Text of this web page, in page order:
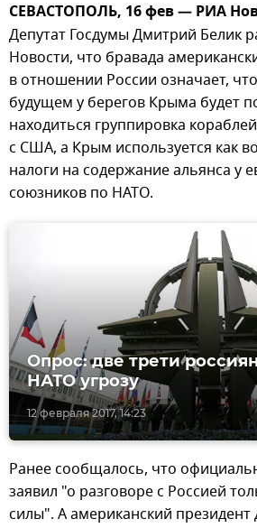
СЕВАСТОПОЛЬ, 16 фев — РИА
Депутат Госдумы Дмитрий Белик
Новости, что бравада
в отношении России означает,
будущем у берегов Крыма будет
находиться группировка
с США, а Крым используется как
налоги на содержание альянса у
союзников по НАТО.
12 февраля 2017, 14:23
Опрос: две трети
НАТО угрозу
Ранее сообщалось, что
заявил "о разговоре с Россией
силы". А американский